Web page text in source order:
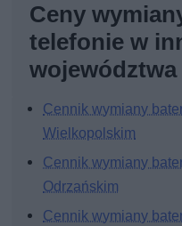
Ceny
telefonie w
Cennik wymiany
Wielkopolskim
Cennik wymiany
Odrzańskim
Cennik wymiany